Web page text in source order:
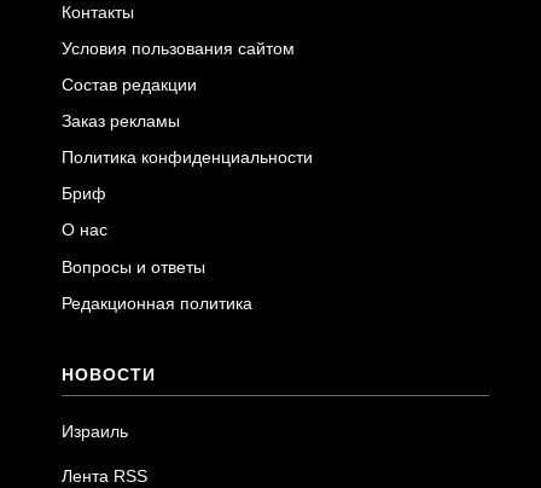
Контакты
Условия пользования сайтом
Состав редакции
Заказ рекламы
Политика конфиденциальности
Бриф
О нас
Вопросы и ответы
Редакционная политика
НОВОСТИ
Израиль
Лента RSS